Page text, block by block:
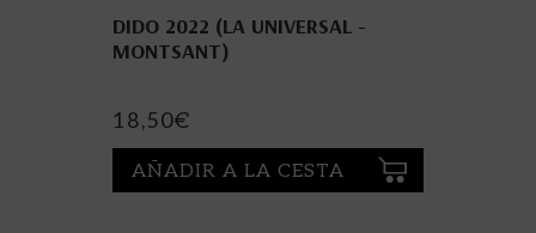
DIDO 2022 (LA UNIVERSAL -
MONTSANT)
18,50€
AÑADIR A LA CESTA